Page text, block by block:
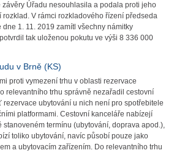
Úřadu nesouhlasila a podala proti jeho
V rámci rozkladového řízení předseda
1. 11. 2019 zamítl všechny námitky
tak uloženou pokutu ve výši 8 336 000
v Brně (KS)
proti vymezení trhu v oblasti rezervace
relevantního trhu správně nezařadil cestovní
rezervace ubytování u nich není pro spotřebitele
platformami. Cestovní kanceláře nabízejí
stanoveném termínu (ubytování, doprava apod.),
toliko ubytování, navíc působí pouze jako
a ubytovacím zařízením. Do relevantního trhu